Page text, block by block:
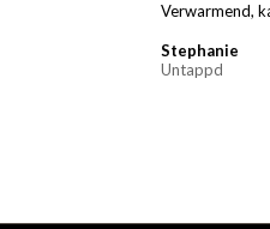
Verwarmend,
Stephanie
Untappd